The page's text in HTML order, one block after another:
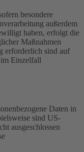
besondere
außerdem
haben, erfolgt die
Maßnahmen
erforderlich sind auf
Einzelfall
Daten in
sind US-
ausgeschlossen